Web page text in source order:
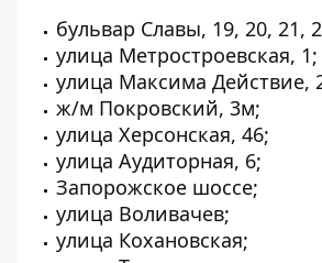
бульвар Славы, 19, 20, 21,
улица Метростроевская, 1;
улица Максима Действие,
ж/м Покровский, 3м;
улица Херсонская, 46;
улица Аудиторная, 6;
Запорожское шоссе;
улица Воливачев;
улица Кохановская;